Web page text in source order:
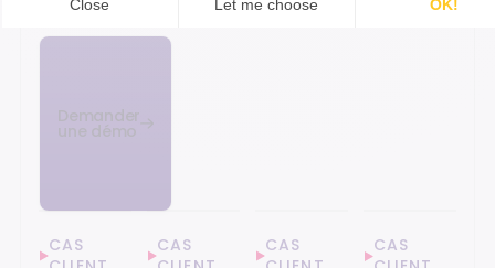
Cloud
Demander
une démo
CAS
CAS
CAS
CAS